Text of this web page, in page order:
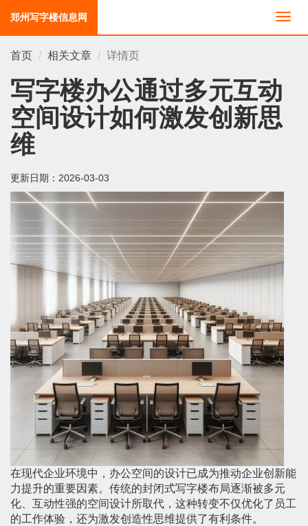
切
换
郑州写字楼信息网
首页 相关文章 详情页
写字楼办公通过多元互动
空间设计如何激发创新思
维
更新日期： 2026-03-03
在现代企业环境中，办公空间的设计已成为推动企业创新能
力提升的重要因素。传统的封闭式写字楼布局逐渐被多元
化、互动性强的空间设计所取代，这种转变不仅优化了员工
的工作体验，还为激发创造性思维提供了有利条件。